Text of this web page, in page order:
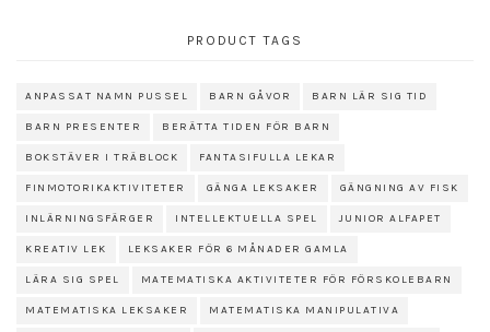
PRODUCT TAGS
ANPASSAT NAMN PUSSEL BARN GÅVOR BARN LÄR SIG TID
BARN PRESENTER BERÄTTA TIDEN FÖR BARN
BOKSTÄVER I TRÄBLOCK FANTASIFULLA LEKAR
FINMOTORIKAKTIVITETER GÄNGA LEKSAKER GÄNGNING AV FISK
INLÄRNINGSFÄRGER INTELLEKTUELLA SPEL JUNIOR ALFAPET
KREATIV LEK LEKSAKER FÖR 6 MÅNADER GAMLA
LÄRA SIG SPEL MATEMATISKA AKTIVITETER FÖR FÖRSKOLEBARN
MATEMATISKA LEKSAKER MATEMATISKA MANIPULATIVA